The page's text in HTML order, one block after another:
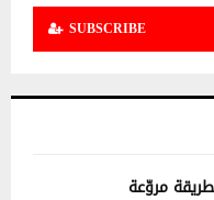
SUBSCRIBE
مروّعة